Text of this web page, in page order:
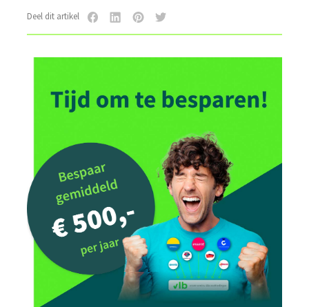
Deel dit artikel